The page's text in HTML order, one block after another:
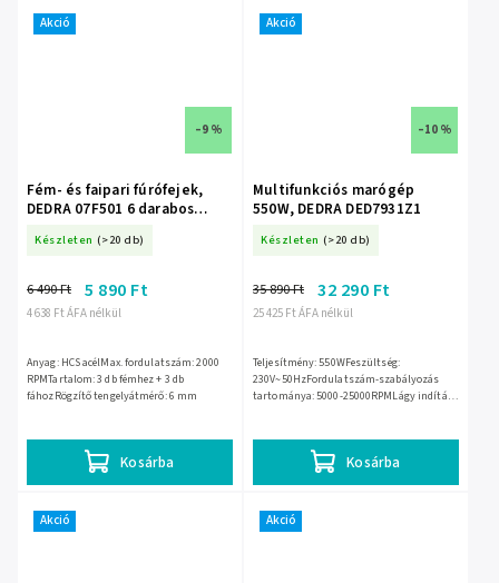
Akció
–9 %
Fém- és faipari fúrófejek,
DEDRA 07F501 6 darabos
Készleten (>20 db)
4 638 Ft ÁFA nélkül
6 490 Ft 5 890 Ft
Kosárba
Anyag: HCS acélMax. fordulatszám: 2000
RPMTartalom: 3 db fémhez + 3 db
fáhozRögzítő tengelyátmérő: 6 mm
Akció
–10 %
Multifunkciós marógép
550W, DEDRA DED7931Z1
Készleten (>20 db)
25 425 Ft ÁFA nélkül
35 890 Ft 32 290 Ft
Kosárba
Teljesítmény: 550WFeszültség:
230V~50HzFordulatszám-szabályozás
tartománya: 5000-25000RPMLágy indítás -
Akció Akció